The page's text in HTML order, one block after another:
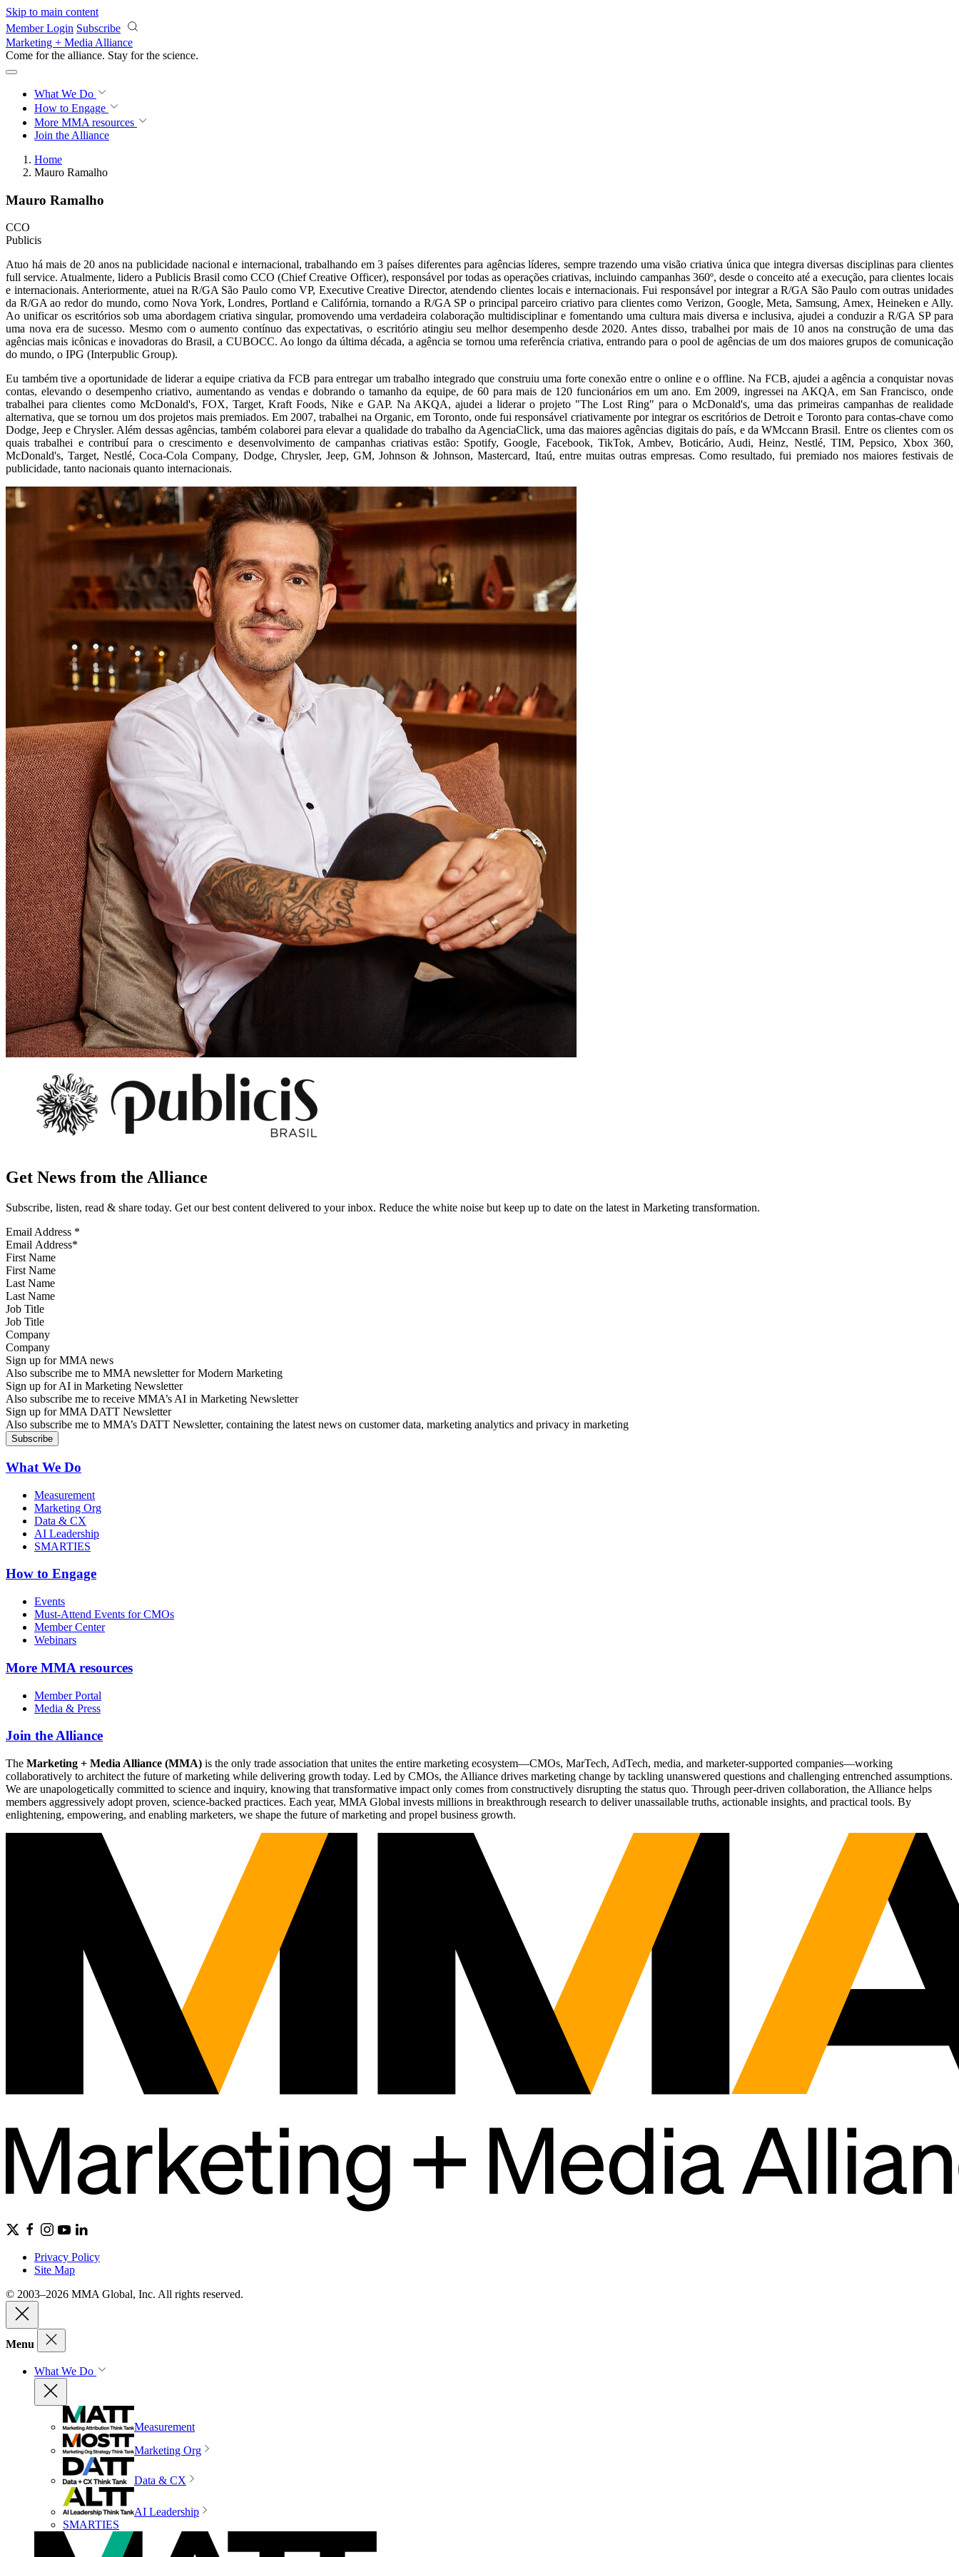
Skip to main content
Member Login Subscribe
Marketing + Media Alliance
Come for the alliance. Stay for the science.
What We Do
How to Engage
More MMA resources
Join the Alliance
Home
Mauro Ramalho
Mauro Ramalho
CCO
Publicis
Atuo há mais de 20 anos na publicidade nacional e internacional, trabalhando em 3 países diferentes para agências líderes, sempre trazendo uma visão criativa única que integra diversas disciplinas para clientes
full service. Atualmente, lidero a Publicis Brasil como CCO (Chief Creative Officer), responsável por todas as operações criativas, incluindo campanhas 360º, desde o conceito até a execução, para clientes locais
e internacionais. Anteriormente, atuei na R/GA São Paulo como VP, Executive Creative Director, atendendo clientes locais e internacionais. Fui responsável por integrar a R/GA São Paulo com outras unidades
da R/GA ao redor do mundo, como Nova York, Londres, Portland e Califórnia, tornando a R/GA SP o principal parceiro criativo para clientes como Verizon, Google, Meta, Samsung, Amex, Heineken e Ally.
Ao unificar os escritórios sob uma abordagem criativa singular, promovendo uma verdadeira colaboração multidisciplinar e fomentando uma cultura mais diversa e inclusiva, ajudei a conduzir a R/GA SP para
uma nova era de sucesso. Mesmo com o aumento contínuo das expectativas, o escritório atingiu seu melhor desempenho desde 2020. Antes disso, trabalhei por mais de 10 anos na construção de uma das
agências mais icônicas e inovadoras do Brasil, a CUBOCC. Ao longo da última década, a agência se tornou uma referência criativa, entrando para o pool de agências de um dos maiores grupos de comunicação
do mundo, o IPG (Interpublic Group).
Eu também tive a oportunidade de liderar a equipe criativa da FCB para entregar um trabalho integrado que construiu uma forte conexão entre o online e o offline. Na FCB, ajudei a agência a conquistar novas
contas, elevando o desempenho criativo, aumentando as vendas e dobrando o tamanho da equipe, de 60 para mais de 120 funcionários em um ano. Em 2009, ingressei na AKQA, em San Francisco, onde
trabalhei para clientes como McDonald's, FOX, Target, Kraft Foods, Nike e GAP. Na AKQA, ajudei a liderar o projeto "The Lost Ring" para o McDonald's, uma das primeiras campanhas de realidade
alternativa, que se tornou um dos projetos mais premiados. Em 2007, trabalhei na Organic, em Toronto, onde fui responsável criativamente por integrar os escritórios de Detroit e Toronto para contas-chave como
Dodge, Jeep e Chrysler. Além dessas agências, também colaborei para elevar a qualidade do trabalho da AgenciaClick, uma das maiores agências digitais do país, e da WMccann Brasil. Entre os clientes com os
quais trabalhei e contribuí para o crescimento e desenvolvimento de campanhas criativas estão: Spotify, Google, Facebook, TikTok, Ambev, Boticário, Audi, Heinz, Nestlé, TIM, Pepsico, Xbox 360,
McDonald's, Target, Nestlé, Coca-Cola Company, Dodge, Chrysler, Jeep, GM, Johnson & Johnson, Mastercard, Itaú, entre muitas outras empresas. Como resultado, fui premiado nos maiores festivais de
publicidade, tanto nacionais quanto internacionais.
Get News from the Alliance
Subscribe, listen, read & share today. Get our best content delivered to your inbox. Reduce the white noise but keep up to date on the latest in Marketing transformation.
Email Address *
First Name
Last Name
Job Title
Company
Sign up for MMA news
Also subscribe me to MMA newsletter for Modern Marketing
Sign up for AI in Marketing Newsletter
Also subscribe me to receive MMA’s AI in Marketing Newsletter
Sign up for MMA DATT Newsletter
Also subscribe me to MMA’s DATT Newsletter, containing the latest news on customer data, marketing analytics and privacy in marketing
What We Do
Measurement
Marketing Org
Data & CX
AI Leadership
SMARTIES
How to Engage
Events
Must-Attend Events for CMOs
Member Center
Webinars
More MMA resources
Member Portal
Media & Press
Join the Alliance
The Marketing + Media Alliance (MMA) is the only trade association that unites the entire marketing ecosystem—CMOs, MarTech, AdTech, media, and marketer-supported companies—working
collaboratively to architect the future of marketing while delivering growth today. Led by CMOs, the Alliance drives marketing change by tackling unanswered questions and challenging entrenched assumptions.
We are unapologetically committed to science and inquiry, knowing that transformative impact only comes from constructively disrupting the status quo. Through peer-driven collaboration, the Alliance helps
members aggressively adopt proven, science-backed practices. Each year, MMA Global invests millions in breakthrough research to deliver unassailable truths, actionable insights, and practical tools. By
enlightening, empowering, and enabling marketers, we shape the future of marketing and propel business growth.
Privacy Policy
Site Map
© 2003–2026 MMA Global, Inc. All rights reserved.
Menu
What We Do
Measurement
Marketing Org
Data & CX
AI Leadership
SMARTIES